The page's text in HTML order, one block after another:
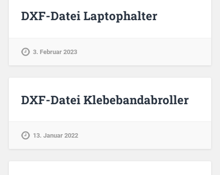
DXF-Datei Laptophalter
3. Februar 2023
DXF-Datei Klebebandabroller
13. Januar 2022